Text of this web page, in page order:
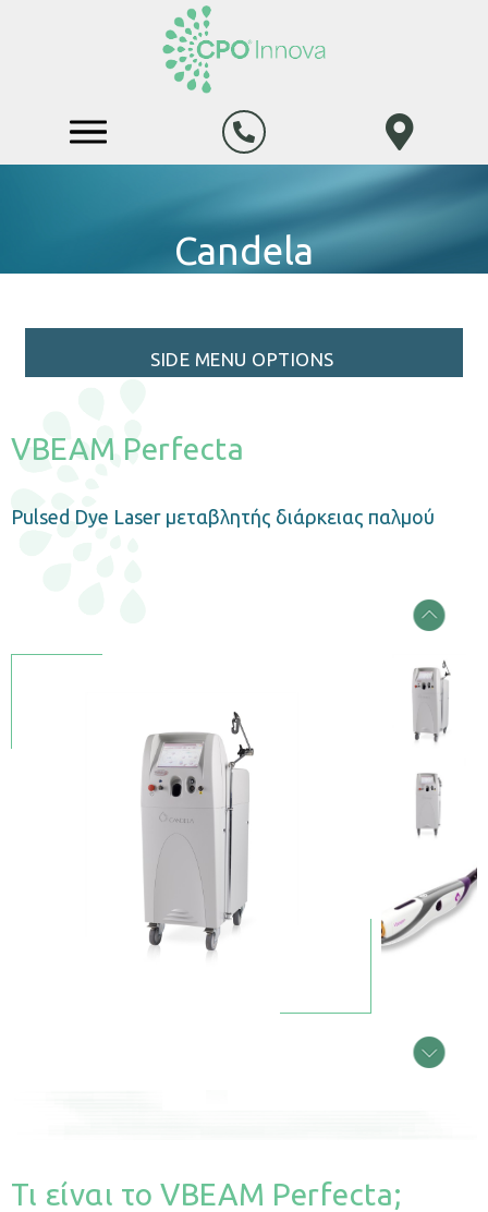
Candela
SIDE MENU OPTIONS
VBEAM Perfecta
Pulsed Dye Laser μεταβλητής διάρκειας παλμού
Τι είναι το VBEAM Perfecta;